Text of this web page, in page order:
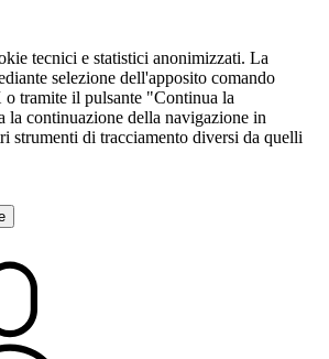
tecnici e statistici anonimizzati. La
selezione dell'apposito comando
tramite il pulsante "Continua la
la continuazione della navigazione in
strumenti di tracciamento diversi da quelli